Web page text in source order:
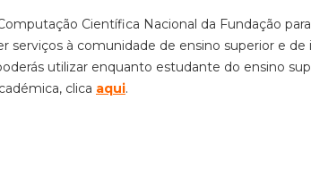
Científica Nacional da Fundação
serviços à comunidade de ensino superior e
utilizar enquanto estudante do ensino
clica aqui.